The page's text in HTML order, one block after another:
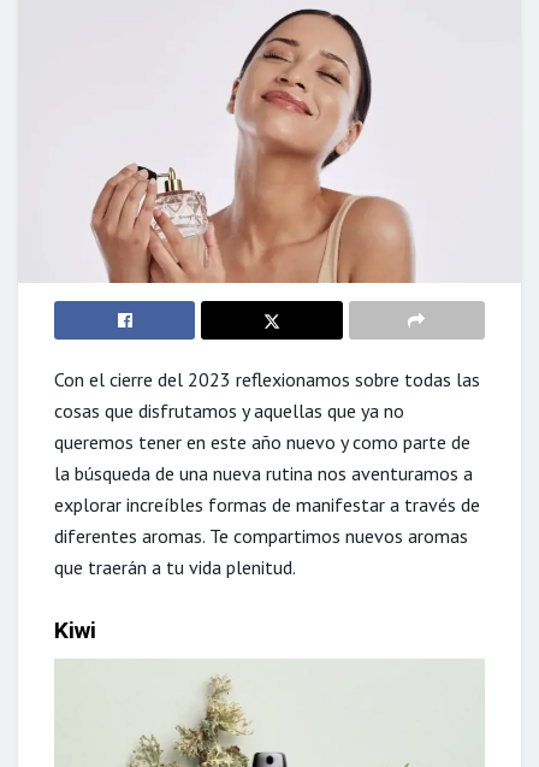
Con el cierre del 2023 reflexionamos sobre todas las
cosas que disfrutamos y aquellas que ya no
queremos tener en este año nuevo y como parte de
la búsqueda de una nueva rutina nos aventuramos a
explorar increíbles formas de manifestar a través de
diferentes aromas. Te compartimos nuevos aromas
que traerán a tu vida plenitud.
Kiwi